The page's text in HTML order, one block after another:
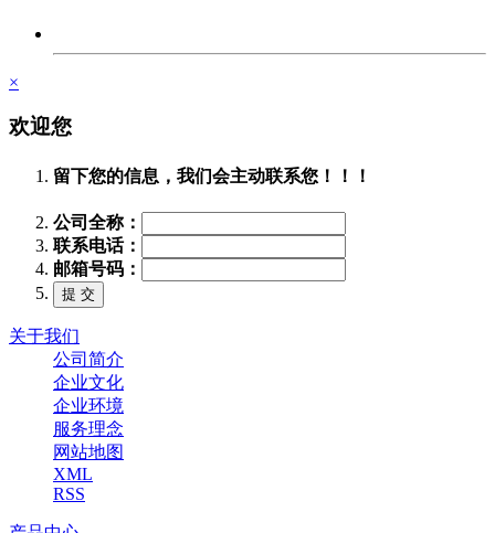
×
欢迎您
留下您的信息，我们会主动联系您！！！
公司全称：
联系电话：
邮箱号码：
关于我们
公司简介
企业文化
企业环境
服务理念
网站地图
XML
RSS